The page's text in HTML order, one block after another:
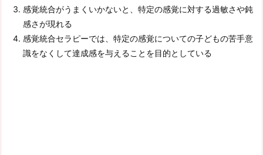
感覚統合がうまくいかないと、特定の感覚に対する過敏さや鈍
感さが現れる
感覚統合セラピーでは、特定の感覚についての子どもの苦手意
識をなくして達成感を与えることを目的としている